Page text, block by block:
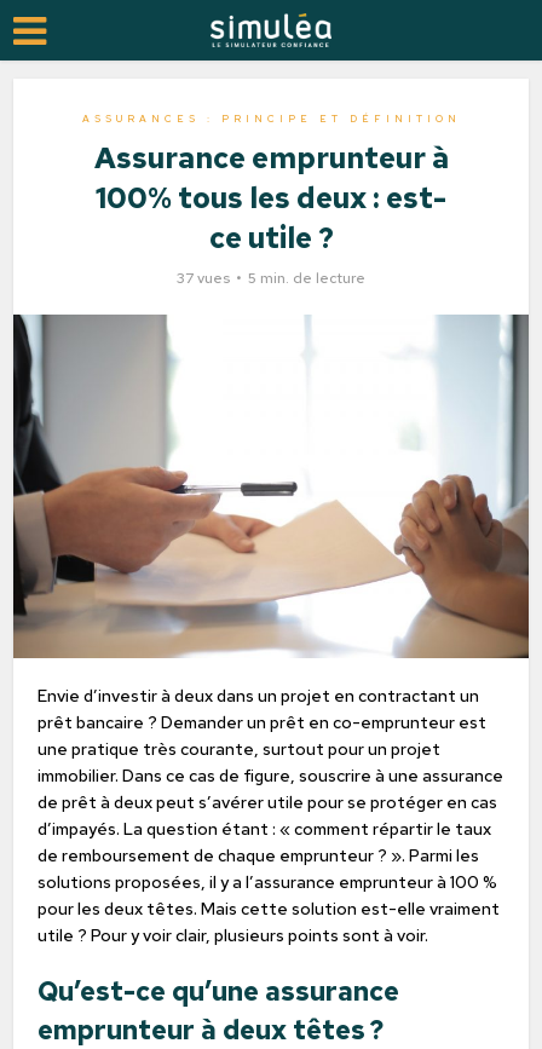
ASSURANCES : PRINCIPE ET DÉFINITION
Assurance emprunteur à
100% tous les deux : est-
ce utile ?
37 vues 5 min. de lecture
Envie d’investir à deux dans un projet en contractant un
prêt bancaire ? Demander un prêt en co-emprunteur est
une pratique très courante, surtout pour un projet
immobilier. Dans ce cas de figure, souscrire à une assurance
de prêt à deux peut s’avérer utile pour se protéger en cas
d’impayés. La question étant : « comment répartir le taux
de remboursement de chaque emprunteur ? ». Parmi les
solutions proposées, il y a l’assurance emprunteur à 100 %
pour les deux têtes. Mais cette solution est-elle vraiment
utile ? Pour y voir clair, plusieurs points sont à voir.
Qu’est-ce qu’une assurance
emprunteur à deux têtes ?